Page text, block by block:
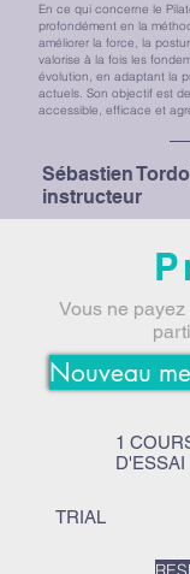
En ce qui concerne le
profondément en la
améliorer la force, la
valorise à la fois les
évolution, en adaptant la
actuels. Son objectif est
accessible, efficace et
Sébastien
instructeur
Vous ne
Nouveau
1
D'ESSAI
TRIAL